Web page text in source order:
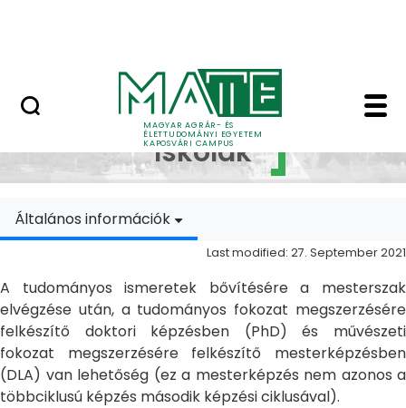
MAGYAR AGRÁR- ÉS
ÉLETTUDOMÁNYI EGYETEM
KAPOSVÁRI CAMPUS
Doktori Iskolák -
Doktori
Iskolák
Általános információk
Last modified: 27. September 2021
A tudományos ismeretek bővítésére a mesterszak
elvégzése után, a tudományos fokozat megszerzésére
felkészítő doktori képzésben (PhD) és művészeti
fokozat megszerzésére felkészítő mesterképzésben
(DLA) van lehetőség (ez a mesterképzés nem azonos a
többciklusú képzés második képzési ciklusával).